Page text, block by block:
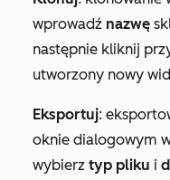
wprowadź nazwę
następnie kliknij
utworzony nowy
Eksportuj:
oknie dialogowym
wybierz typ pliku i